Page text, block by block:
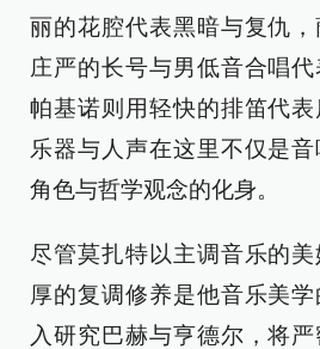
丽的花腔代表黑暗与复仇
庄严的长号与男低音合唱
帕基诺则用轻快的排笛代表
乐器与人声在这里不仅是
角色与哲学观念的化身。
尽管莫扎特以主调音乐的
厚的复调修养是他音乐美
入研究巴赫与亨德尔，将